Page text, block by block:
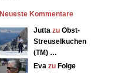
Neueste Kommentare
Jutta zuObst-
Streuselkuchen
(TM) …
Eva zu Folge